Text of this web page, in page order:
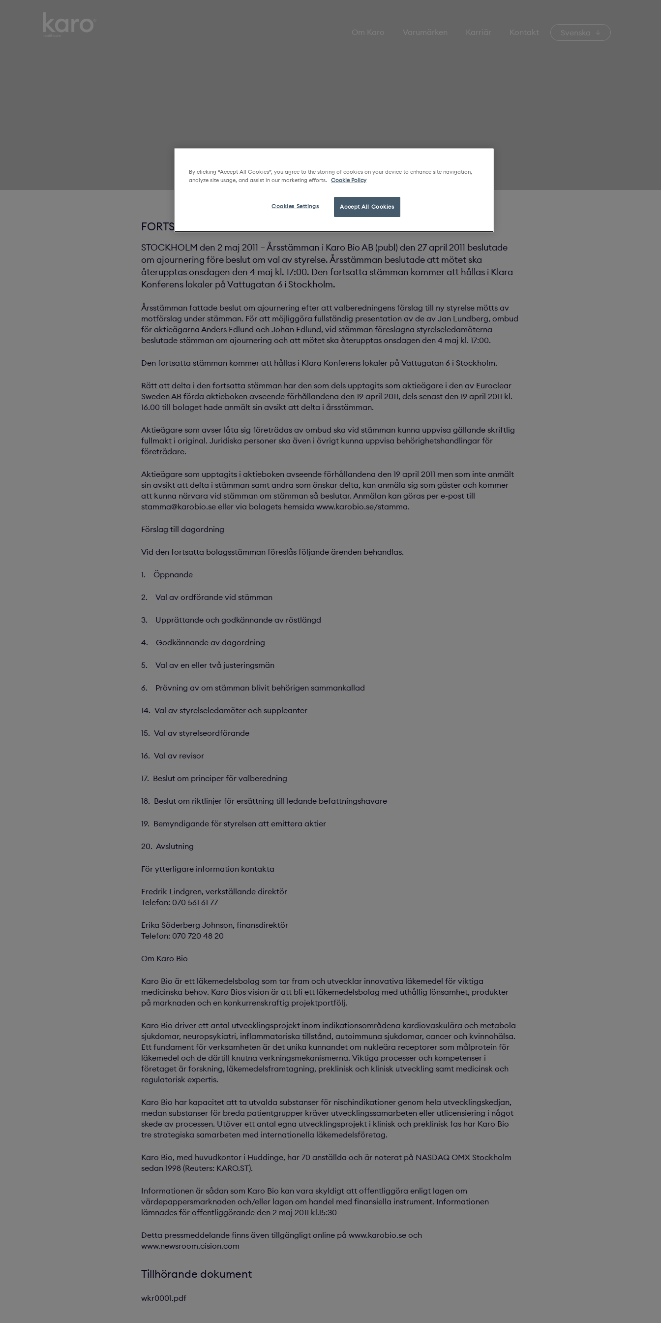
Karo
Healthcare
Smart choices for
everyday healthcare
Om Karo Varumärken Karriär Kontakt Svenska
FORTSATT årsstämma i Karo Bio AB (publ)
STOCKHOLM den 2 maj 2011 – Årsstämman i Karo Bio AB (publ) den 27 april 2011 beslutade
om ajournering före beslut om val av styrelse. Årsstämman beslutade att mötet ska
återupptas onsdagen den 4 maj kl. 17:00. Den fortsatta stämman kommer att hållas i Klara
Konferens lokaler på Vattugatan 6 i Stockholm.
Årsstämman fattade beslut om ajournering efter att valberedningens förslag till ny styrelse mötts av
motförslag under stämman. För att möjliggöra fullständig presentation av de av Jan Lundberg, ombud
för aktieägarna Anders Edlund och Johan Edlund, vid stämman föreslagna styrelseledamöterna
beslutade stämman om ajournering och att mötet ska återupptas onsdagen den 4 maj kl. 17:00.
Den fortsatta stämman kommer att hållas i Klara Konferens lokaler på Vattugatan 6 i Stockholm.
Rätt att delta i den fortsatta stämman har den som dels upptagits som aktieägare i den av Euroclear
Sweden AB förda aktieboken avseende förhållandena den 19 april 2011, dels senast den 19 april 2011 kl.
16.00 till bolaget hade anmält sin avsikt att delta i årsstämman.
Aktieägare som avser låta sig företrädas av ombud ska vid stämman kunna uppvisa gällande skriftlig
fullmakt i original. Juridiska personer ska även i övrigt kunna uppvisa behörighetshandlingar för
företrädare.
Aktieägare som upptagits i aktieboken avseende förhållandena den 19 april 2011 men som inte anmält
sin avsikt att delta i stämman samt andra som önskar delta, kan anmäla sig som gäster och kommer
att kunna närvara vid stämman om stämman så beslutar. Anmälan kan göras per e-post till
stamma@karobio.se eller via bolagets hemsida www.karobio.se/stamma.
Förslag till dagordning
Vid den fortsatta bolagsstämman föreslås följande ärenden behandlas.
1. Öppnande
2. Val av ordförande vid stämman
3. Upprättande och godkännande av röstlängd
4. Godkännande av dagordning
5. Val av en eller två justeringsmän
6. Prövning av om stämman blivit behörigen sammankallad
14. Val av styrelseledamöter och suppleanter
15. Val av styrelseordförande
16. Val av revisor
17. Beslut om principer för valberedning
18. Beslut om riktlinjer för ersättning till ledande befattningshavare
19. Bemyndigande för styrelsen att emittera aktier
20. Avslutning
För ytterligare information kontakta
Fredrik Lindgren, verkställande direktör
Telefon: 070 561 61 77
Erika Söderberg Johnson, finansdirektör
Telefon: 070 720 48 20
Om Karo Bio
Karo Bio är ett läkemedelsbolag som tar fram och utvecklar innovativa läkemedel för viktiga
medicinska behov. Karo Bios vision är att bli ett läkemedelsbolag med uthållig lönsamhet, produkter
på marknaden och en konkurrenskraftig projektportfölj.
Karo Bio driver ett antal utvecklingsprojekt inom indikationsområdena kardiovaskulära och metabola
sjukdomar, neuropsykiatri, inflammatoriska tillstånd, autoimmuna sjukdomar, cancer och kvinno­hälsa.
Ett fundament för verksamheten är det unika kunnandet om nukleära receptorer som målprotein för
läkemedel och de därtill knutna verkningsmekanismerna. Viktiga processer och kompetenser i
företaget är forskning, läkemedelsframtagning, preklinisk och klinisk utveckling samt medicinsk och
regulatorisk expertis.
Karo Bio har kapacitet att ta utvalda substanser för nischindikationer genom hela utvecklingskedjan,
medan substanser för breda patientgrupper kräver utvecklings­samarbeten eller utlicensiering i något
skede av processen. Utöver ett antal egna utvecklingsprojekt i klinisk och preklinisk fas har Karo Bio
tre strategiska samarbeten med internationella läkemedelsföretag.
Karo Bio, med huvudkontor i Huddinge, har 70 anställda och är noterat på NASDAQ OMX Stockholm
sedan 1998 (Reuters: KARO.ST).
Informationen är sådan som Karo Bio kan vara skyldigt att offentliggöra enligt lagen om
värdepappersmarknaden och/eller lagen om handel med finansiella instrument. Informationen
lämnades för offentliggörande den 2 maj 2011 kl.15:30
Detta pressmeddelande finns även tillgängligt online på www.karobio.se och
www.newsroom.cision.com
Tillhörande dokument
wkr0001.pdf
By clicking “Accept All Cookies”, you agree to the storing of cookies on your device to enhance site navigation,
analyze site usage, and assist in our marketing efforts.
Cookie Policy
Accept All Cookies
Cookies Settings